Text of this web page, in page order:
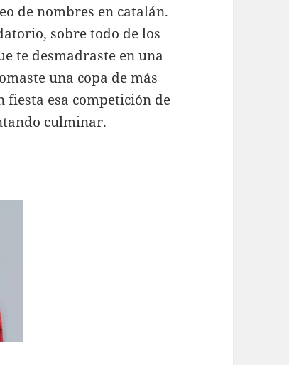
de nombres en catalán.
sobre todo de los
te desmadraste en una
una copa de más
fiesta esa competición de
culminar.